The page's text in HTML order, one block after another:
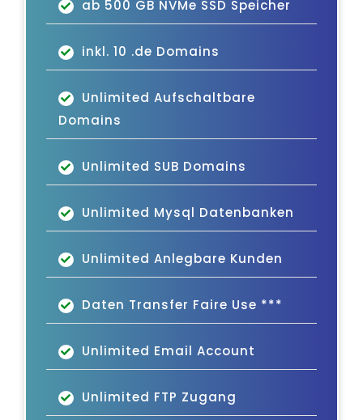
ab 500 GB NVMe SSD Speicher
inkl. 10 .de Domains
Unlimited Aufschaltbare
Domains
Unlimited SUB Domains
Unlimited Mysql Datenbanken
Unlimited Anlegbare Kunden
Daten Transfer Faire Use ***
Unlimited Email Account
Unlimited FTP Zugang